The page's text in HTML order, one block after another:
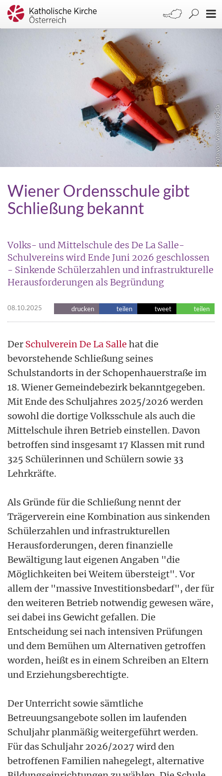
Foto von Viktoria Goda
Wiener Ordensschule gibt
Schließung bekannt
Volks- und Mittelschule des De La Salle-
Schulvereins wird Ende Juni 2026 geschlossen
- Sinkende Schülerzahlen und infrastrukturelle
Herausforderungen als Begründung
08.10.2025 drucken teilen tweet teilen
Der Schulverein De La Salle hat die
bevorstehende Schließung seines
Schulstandorts in der Schopenhauerstraße im
18. Wiener Gemeindebezirk bekanntgegeben.
Mit Ende des Schuljahres 2025/2026 werden
sowohl die dortige Volksschule als auch die
Mittelschule ihren Betrieb einstellen. Davon
betroffen sind insgesamt 17 Klassen mit rund
325 Schülerinnen und Schülern sowie 33
Lehrkräfte.
Als Gründe für die Schließung nennt der
Trägerverein eine Kombination aus sinkenden
Schülerzahlen und infrastrukturellen
Herausforderungen, deren finanzielle
Bewältigung laut eigenen Angaben "die
Möglichkeiten bei Weitem übersteigt". Vor
allem der "massive Investitionsbedarf", der für
den weiteren Betrieb notwendig gewesen wäre,
sei dabei ins Gewicht gefallen. Die
Entscheidung sei nach intensiven Prüfungen
und dem Bemühen um Alternativen getroffen
worden, heißt es in einem Schreiben an Eltern
und Erziehungsberechtigte.
Der Unterricht sowie sämtliche
Betreuungsangebote sollen im laufenden
Schuljahr planmäßig weitergeführt werden.
Für das Schuljahr 2026/2027 wird den
betroffenen Familien nahegelegt, alternative